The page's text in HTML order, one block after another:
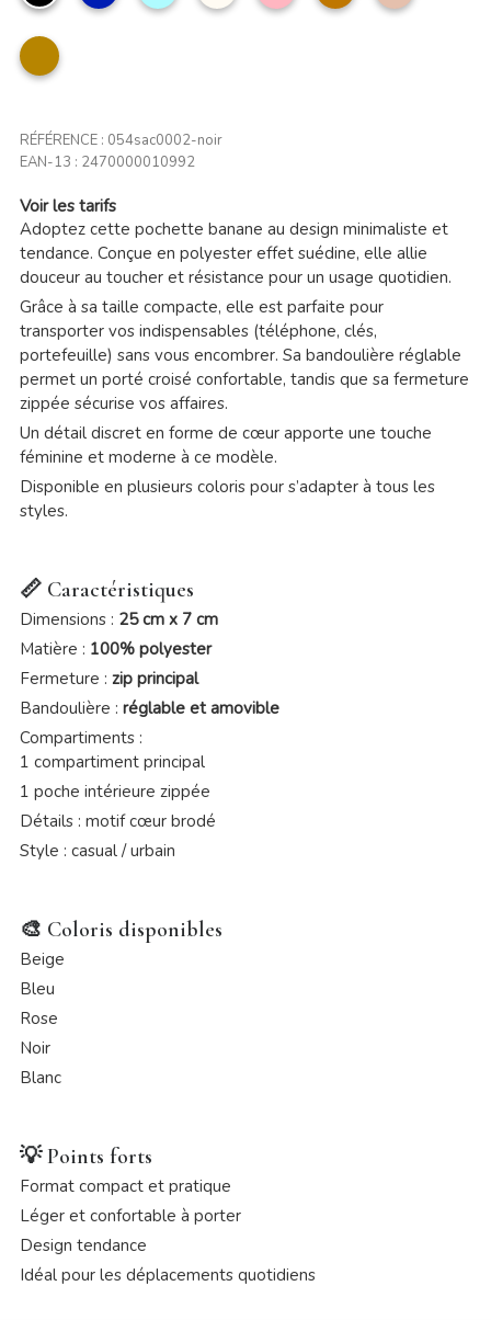
ciel
clair
clair
marron
clair
RÉFÉRENCE : 054sac0002-noir
EAN-13 : 2470000010992
Voir les tarifs
Adoptez cette pochette banane au design minimaliste et
tendance. Conçue en polyester effet suédine, elle allie
douceur au toucher et résistance pour un usage quotidien.
Grâce à sa taille compacte, elle est parfaite pour
transporter vos indispensables (téléphone, clés,
portefeuille) sans vous encombrer. Sa bandoulière réglable
permet un porté croisé confortable, tandis que sa fermeture
zippée sécurise vos affaires.
Un détail discret en forme de cœur apporte une touche
féminine et moderne à ce modèle.
Disponible en plusieurs coloris pour s’adapter à tous les
styles.
📏 Caractéristiques
Dimensions : 25 cm x 7 cm
Matière : 100% polyester
Fermeture : zip principal
Bandoulière : réglable et amovible
Compartiments :
1 compartiment principal
1 poche intérieure zippée
Détails : motif cœur brodé
Style : casual / urbain
🎨 Coloris disponibles
Beige
Bleu
Rose
Noir
Blanc
💡Points forts
Format compact et pratique
Léger et confortable à porter
Design tendance
Idéal pour les déplacements quotidiens